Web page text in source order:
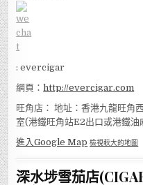
:62299073
WeChat ID
網頁：http://evercigar.com
旺角店： 地址：香港九龍旺角
進入Google Map 檢視較大的地圖